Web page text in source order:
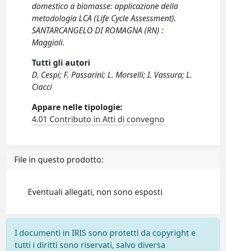
domestico a biomasse: applicazione della
metodologia LCA (Life Cycle Assessment).
SANTARCANGELO DI ROMAGNA (RN) :
Maggioli.
Tutti gli autori
D. Cespi; F. Passarini; L. Morselli; I. Vassura; L.
Ciacci
Appare nelle tipologie:
4.01 Contributo in Atti di convegno
File in questo prodotto:
Eventuali allegati, non sono esposti
I documenti in IRIS sono protetti da copyright e
tutti i diritti sono riservati, salvo diversa